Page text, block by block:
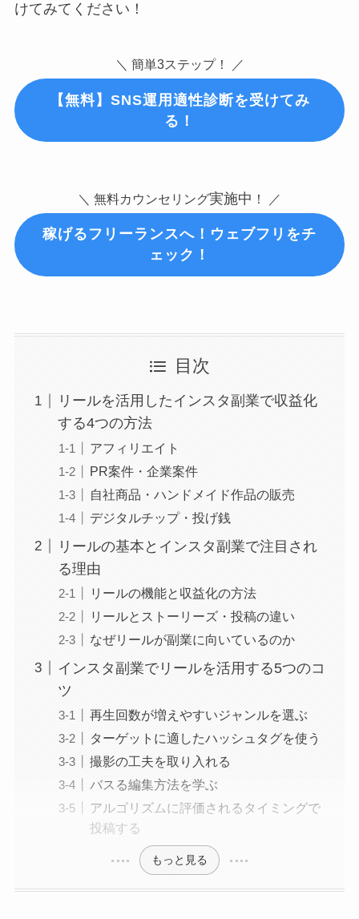
けてみてください！
＼ 簡単3ステップ！ ／
【無料】SNS運用適性診断を受けてみ
る！
＼ 無料カウンセリング実施中 ！ ／
稼げるフリーランスへ！ウェブフリをチ
ェック！
目次
リールを活用したインスタ副業で収益化
する4つの方法
アフィリエイト
PR案件・企業案件
自社商品・ハンドメイド作品の販売
デジタルチップ・投げ銭
リールの基本とインスタ副業で注目され
る理由
リールの機能と収益化の方法
リールとストーリーズ・投稿の違い
なぜリールが副業に向いているのか
インスタ副業でリールを活用する5つのコ
ツ
再生回数が増えやすいジャンルを選ぶ
ターゲットに適したハッシュタグを使う
撮影の工夫を取り入れる
バスる編集方法を学ぶ
アルゴリズムに評価されるタイミングで
投稿する
もっと見る